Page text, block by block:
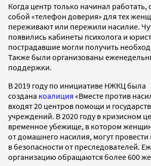
Когда центр только начинал работать,
собой «телефон доверия» для тех
переживают или пережили насилие.
появились кабинеты психолога и
пострадавшие могли получить
Также были организованы
поддержки.
В 2019 году по инициативе НЖКЦ была
создана коалиция «Вместе против
входят 20 центров помощи и
учреждений. В 2020 году в кризисном
временное убежище, в котором
от домашнего насилия, могут
в безопасности от преследователей.
организацию обращаются более 600